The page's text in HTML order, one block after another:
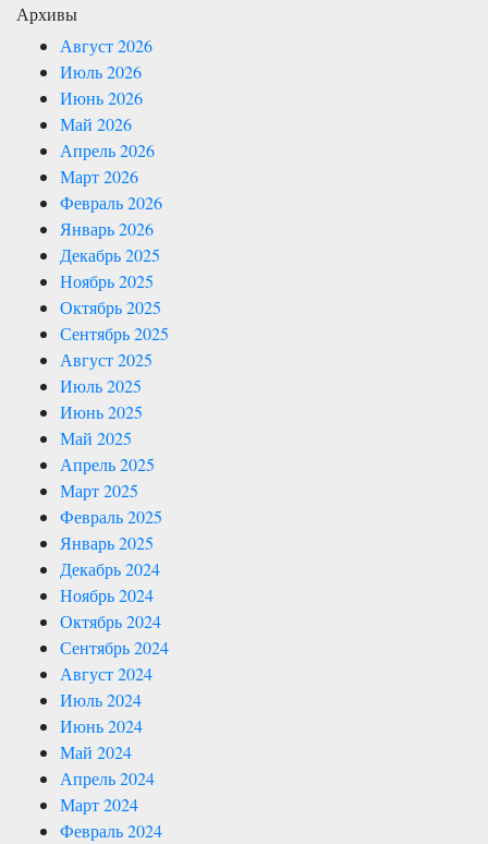
Архивы
Август 2026
Июль 2026
Июнь 2026
Май 2026
Апрель 2026
Март 2026
Февраль 2026
Январь 2026
Декабрь 2025
Ноябрь 2025
Октябрь 2025
Сентябрь 2025
Август 2025
Июль 2025
Июнь 2025
Май 2025
Апрель 2025
Март 2025
Февраль 2025
Январь 2025
Декабрь 2024
Ноябрь 2024
Октябрь 2024
Сентябрь 2024
Август 2024
Июль 2024
Июнь 2024
Май 2024
Апрель 2024
Март 2024
Февраль 2024